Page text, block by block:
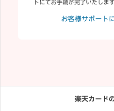
トにてお手続が完了いたします
お客様サポート
楽天カード